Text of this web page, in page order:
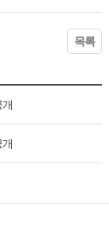
목록